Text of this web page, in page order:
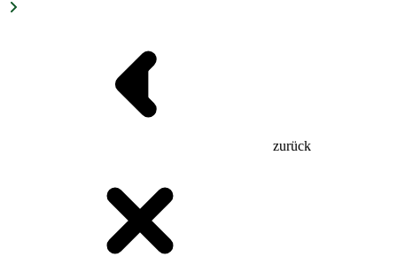
zurück